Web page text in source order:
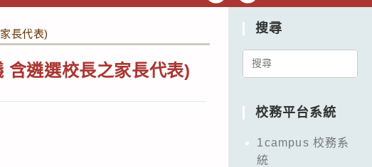
長代表)
含遴選校長之家長代表)
搜尋
Search
校務平台系統
1campus 校務系
統